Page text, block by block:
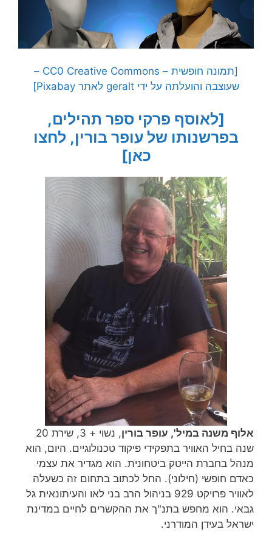
[תמונה חופשית – CC0 Creative Commons –
שעוצבה והועלתה על ידי geralt לאתר Pixabay]
[לאוסף פרקי ספר תהילים,
בפרשנותו של עופר בורין, לחצו
כאן]
אלוף משנה במיל', עופר בורין
, נשוי + 3, שירת 20
שנה בחיל האוויר בתפקידי פיקוד טכנולוגיים. היום, הוא
מנהל בחברת הייטק ביטחונית. הוא מגדיר את עצמי
כאדם חופשי (חילוני). החל לכתוב בתחום זה כשעלה
לאוויר פרויקט 929 בניהול הרב בני לאו והעיתונאית גל
גבאי. הוא מחפש בתנ"ך את ההקשרים לחיים במדינת
ישראל בעידן המודרני.